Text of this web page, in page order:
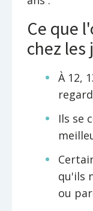
Ce que
chez les
À 12,
Ils se
qu'ils
ou